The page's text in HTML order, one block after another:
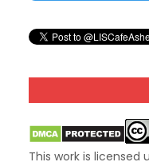
This work is licensed